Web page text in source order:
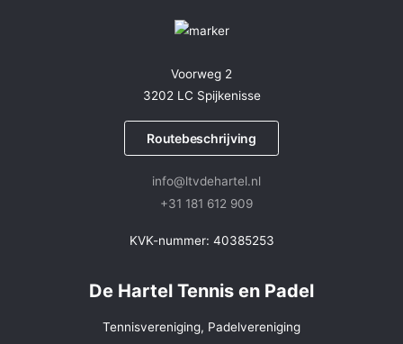
Voorweg 2
3202 LC Spijkenisse
Routebeschrijving
info@ltvdehartel.nl
+31 181 612 909
KVK-nummer: 40385253
De Hartel Tennis en Padel
Tennisvereniging, Padelvereniging